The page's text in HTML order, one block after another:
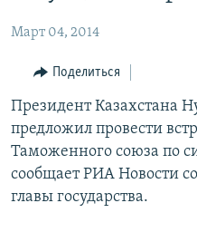
основной
навигации
Перейти
поиску
ЭКОНОМИКА
РЕГИОН
НАГОРНЫЙ КАРАБАХ
КУЛЬТУРА
СПОРТ
АРХИВ
Март 04, 2014
Поделиться
Президент Казахстана
предложил провести
Таможенного союза по
сообщает РИА Новости
главы государства.